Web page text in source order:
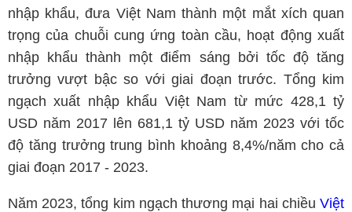
nhập khẩu, đưa Việt Nam thành một mắt xích quan
trọng của chuỗi cung ứng toàn cầu, hoạt động xuất
nhập khẩu thành một điểm sáng bởi tốc độ tăng
trưởng vượt bậc so với giai đoạn trước. Tổng kim
ngạch xuất nhập khẩu Việt Nam từ mức 428,1 tỷ
USD năm 2017 lên 681,1 tỷ USD năm 2023 với tốc
độ tăng trưởng trung bình khoảng 8,4%/năm cho cả
giai đoạn 2017 - 2023.
Năm 2023, tổng kim ngạch thương mại hai chiều Việt